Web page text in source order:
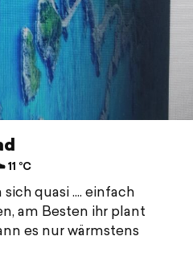
°C
quasi .... einfach
am Besten ihr plant
es nur wärmstens